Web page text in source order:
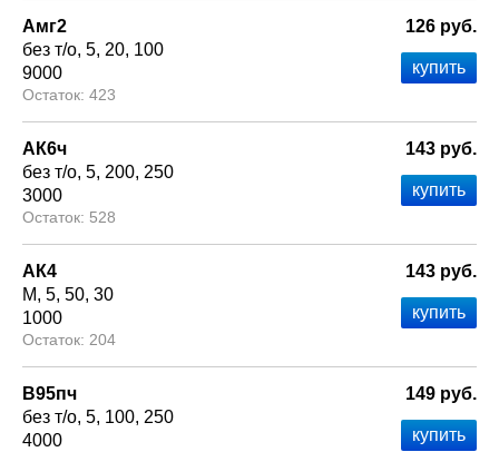
Амг2
без т/о 5 20 100
9000
423
126 руб.
АК6ч
без т/о 5 200 250
3000
528
143 руб.
АК4
М 5 50 30
1000
204
143 руб.
В95пч
без т/о 5 100 250
4000
149 руб.